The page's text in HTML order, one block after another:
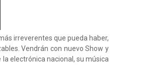
irreverentes que pueda haber,
Vendrán con nuevo Show y
la electrónica nacional, su música